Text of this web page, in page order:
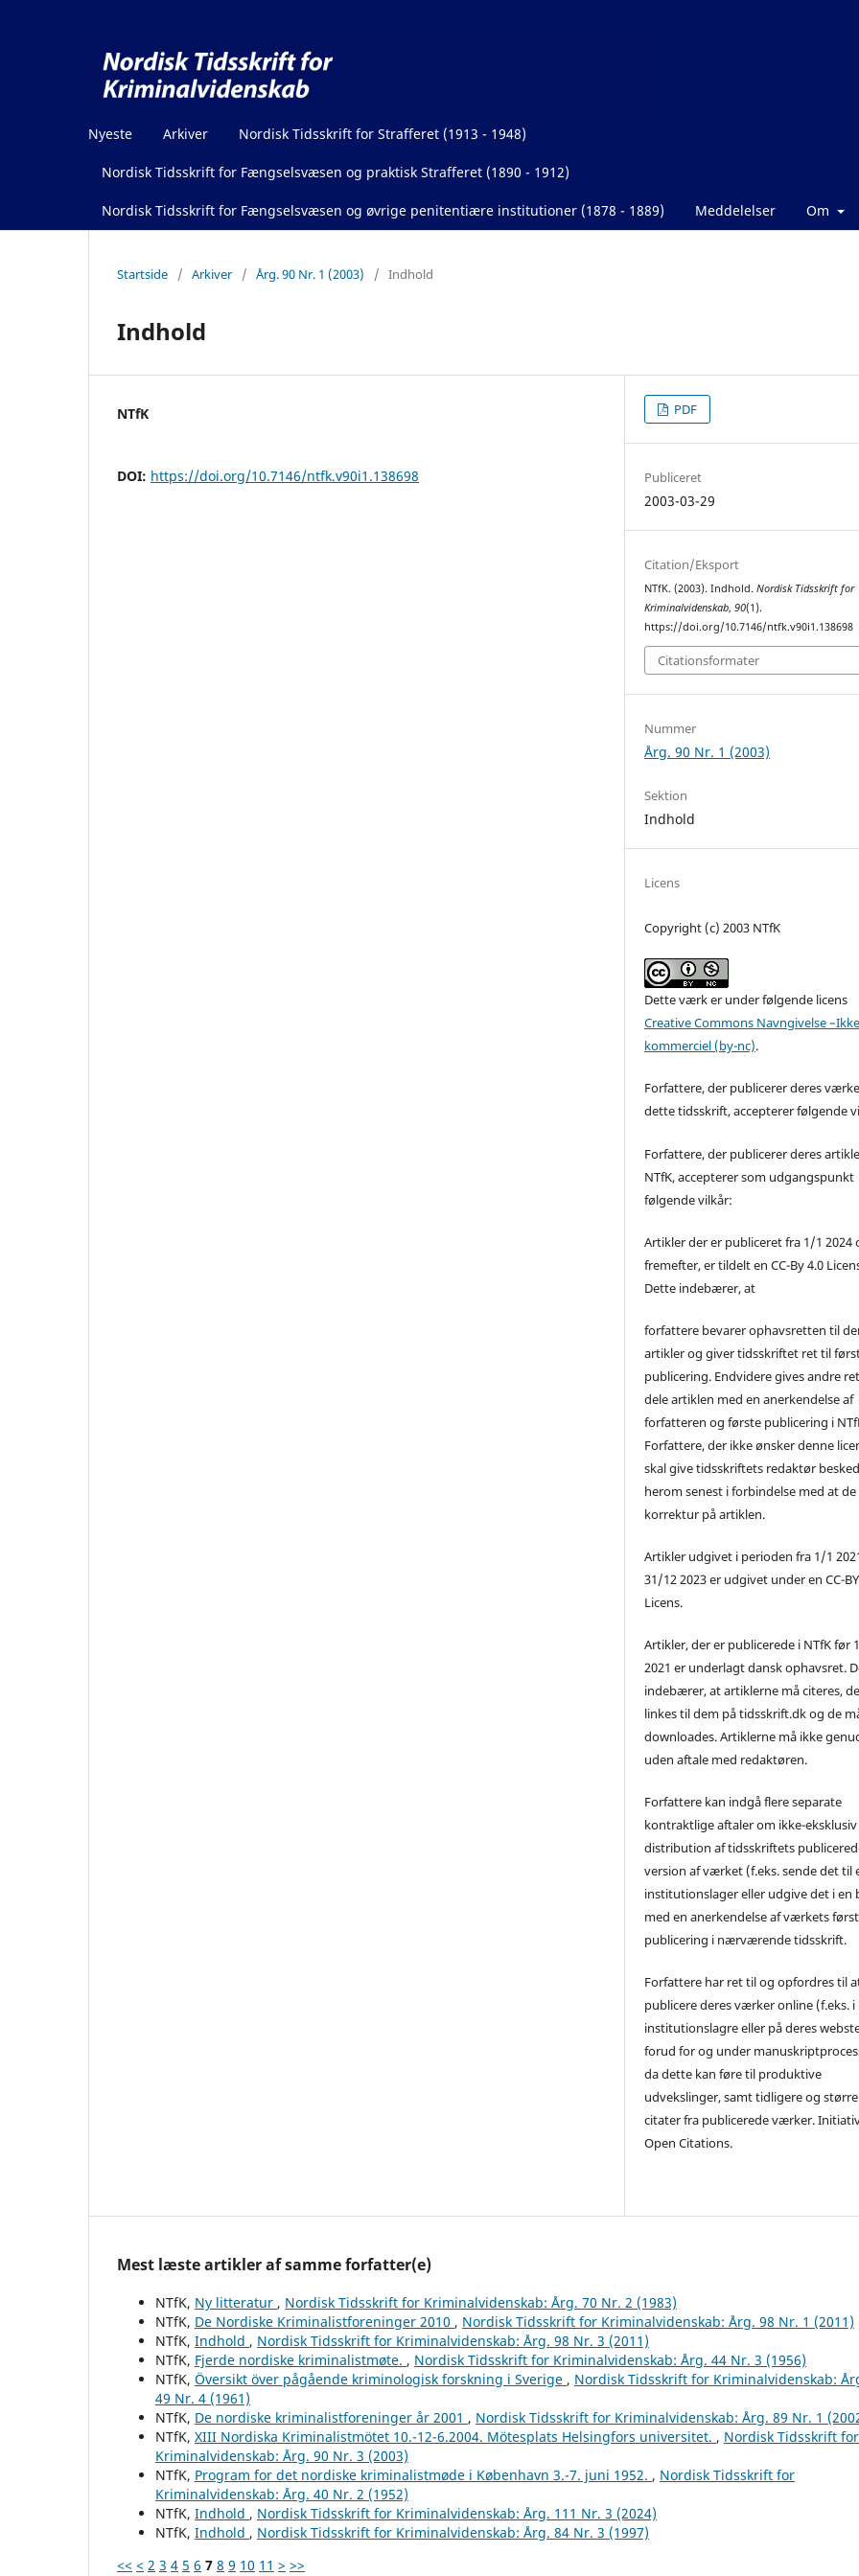
Nyeste Arkiver Nordisk Tidsskrift for Strafferet (1913 - 1948)
Nordisk Tidsskrift for Fængselsvæsen og praktisk Strafferet (1890 - 1912)
Nordisk Tidsskrift for Fængselsvæsen og øvrige penitentiære institutioner (1878 - 1889) Meddelelser Om
Startside / Arkiver / Årg. 90 Nr. 1 (2003) / Indhold
Indhold
NTfK
DOI: https://doi.org/10.7146/ntfk.v90i1.138698
PDF
Publiceret
2003-03-29
Citation/Eksport
NTfK. (2003). Indhold.Nordisk Tidsskrift for
Kriminalvidenskab,90(1).
https://doi.org/10.7146/ntfk.v90i1.138698
Citationsformater
Nummer
Årg. 90 Nr. 1 (2003)
Sektion
Indhold
Licens
Copyright (c) 2003 NTfK
Dette værk er under følgende licens
Creative Commons Navngivelse
kommerciel (by-nc).
Forfattere, der publicerer deres
dette tidsskrift, accepterer følgende
Forfattere, der publicerer deres
NTfK, accepterer som udgangspunkt
følgende vilkår:
Artikler der er publiceret fra 1/1 2024
fremefter, er tildelt en CC-By 4.0
Dette indebærer, at
forfattere bevarer ophavsretten til
artikler og giver tidsskriftet ret til
publicering. Endvidere gives andre
dele artiklen med en anerkendelse af
forfatteren og første publicering i
Forfattere, der ikke ønsker denne
skal give tidsskriftets redaktør besked
herom senest i forbindelse med at
korrektur på artiklen.
Artikler udgivet i perioden fra 1/1
31/12 2023 er udgivet under en CC-
Licens.
Artikler, der er publicerede i NTfK før
2021 er underlagt dansk ophavsret.
indebærer, at artiklerne må citeres,
linkes til dem på tidsskrift.dk og de
downloades. Artiklerne må ikke
uden aftale med redaktøren.
Forfattere kan indgå flere separate
kontraktlige aftaler om ikke-eksklusiv
distribution af tidsskriftets
version af værket (f.eks. sende det til
institutionslager eller udgive det i en
med en anerkendelse af værkets
publicering i nærværende tidsskrift.
Forfattere har ret til og opfordres til
publicere deres værker online (f.eks. i
institutionslagre eller på deres
forud for og under
da dette kan føre til produktive
udvekslinger, samt tidligere og større
citater fra publicerede værker.
Open Citations.
Mest læste artikler af samme forfatter(e)
NTfK, Ny litteratur , Nordisk Tidsskrift for Kriminalvidenskab: Årg. 70 Nr. 2 (1983)
NTfK, De Nordiske Kriminalistforeninger 2010 , Nordisk Tidsskrift for Kriminalvidenskab: Årg. 98 Nr. 1 (2011)
NTfK, Indhold , Nordisk Tidsskrift for Kriminalvidenskab: Årg. 98 Nr. 3 (2011)
NTfK, Fjerde nordiske kriminalistmøte. , Nordisk Tidsskrift for Kriminalvidenskab: Årg. 44 Nr. 3 (1956)
NTfK, Översikt över pågående kriminologisk forskning i Sverige , Nordisk Tidsskrift for Kriminalvidenskab:
49 Nr. 4 (1961)
NTfK, De nordiske kriminalistforeninger år 2001 , Nordisk Tidsskrift for Kriminalvidenskab: Årg. 89 Nr. 1
NTfK, XIII Nordiska Kriminalistmötet 10.-12-6.2004. Mötesplats Helsingfors universitet. , Nordisk Tidsskrift for
Kriminalvidenskab: Årg. 90 Nr. 3 (2003)
NTfK, Program for det nordiske kriminalistmøde i København 3.-7. juni 1952. , Nordisk Tidsskrift for
Kriminalvidenskab: Årg. 40 Nr. 2 (1952)
NTfK, Indhold , Nordisk Tidsskrift for Kriminalvidenskab: Årg. 111 Nr. 3 (2024)
NTfK, Indhold , Nordisk Tidsskrift for Kriminalvidenskab: Årg. 84 Nr. 3 (1997)
<< < 2 3 4 5 6 7 8 9 10 11 > >>